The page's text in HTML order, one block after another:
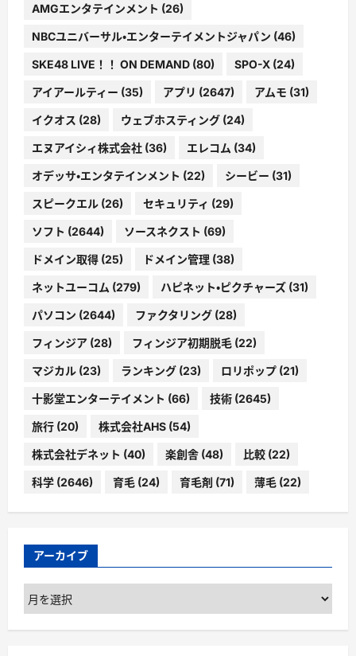
AMGエンタテインメント (26)
NBCユニバーサル・エンターテイメントジャパン (46)
SKE48 LIVE！！ ON DEMAND (80) SPO-X (24)
アイアールティー (35) アプリ (2647) アムモ (31)
イクオス (28) ウェブホスティング (24)
エヌアイシィ株式会社 (36) エレコム (34)
オデッサ・エンタテインメント (22) シービー (31)
スピークエル (26) セキュリティ (29)
ソフト (2644) ソースネクスト (69)
ドメイン取得 (25) ドメイン管理 (38)
ネットユーコム (279) ハピネット・ピクチャーズ (31)
パソコン (2644) ファクタリング (28)
フィンジア (28) フィンジア初期脱毛 (22)
マジカル (23) ランキング (23) ロリポップ (21)
十影堂エンターテイメント (66) 技術 (2645)
旅行 (20) 株式会社AHS (54)
株式会社デネット (40) 楽創舎 (48) 比較 (22)
科学 (2646) 育毛 (24) 育毛剤 (71) 薄毛 (22)
アーカイブ
ア
ー
カ